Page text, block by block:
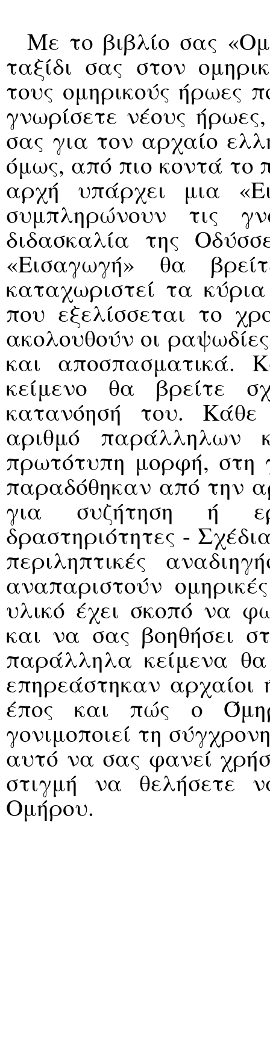
Με το βιβλίο σας
ταξίδι σας στον
τους ομηρικούς ήρωες
γνωρίσετε νέους
σας για τον αρχαίο
όμως, από πιο κοντά το
αρχή υπάρχει μια
συμπληρώνουν τις
διδασκαλία της
«Eισαγωγή» θα
καταχωριστεί τα
που εξελίσσεται το
ακολουθούν οι
και αποσπασματικά.
κείμενο θα βρείτε
κατανόησή του.
αριθμό παράλληλων
πρωτότυπη μορφή,
παραδόθηκαν από την
για συζήτηση ή
δραστηριότητες -
περιληπτικές
αναπαριστούν
υλικό έχει σκοπό να
και να σας βοηθήσει
παράλληλα κείμενα
επηρεάστηκαν αρχαίοι
έπος και πώς ο
γονιμοποιεί τη
αυτό να σας φανεί
στιγμή να θελήσετε
Ομήρου.